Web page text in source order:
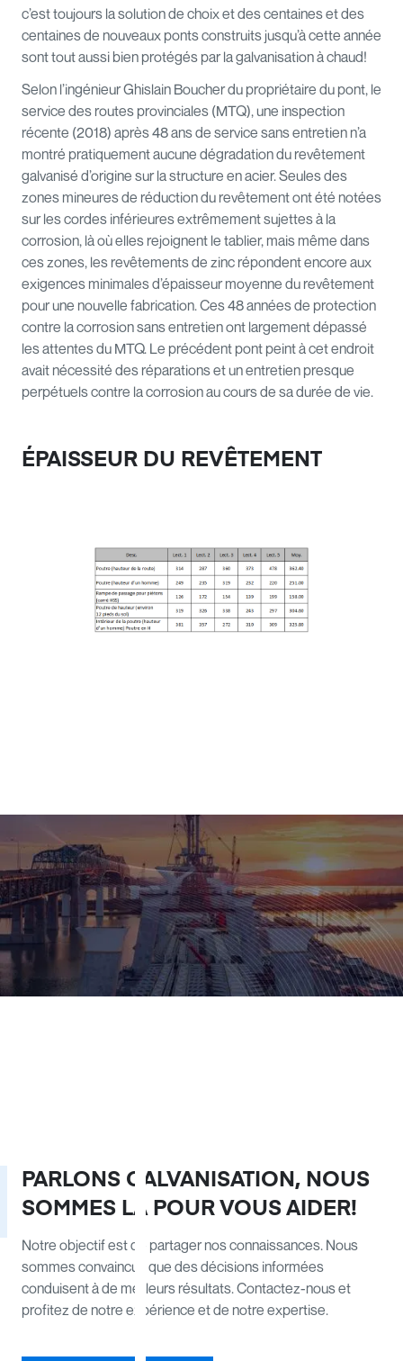
c’est toujours la solution de choix et des centaines et des
centaines de nouveaux ponts construits jusqu’à cette année
sont tout aussi bien protégés par la galvanisation à chaud!
Selon l’ingénieur Ghislain Boucher du propriétaire du pont, le
service des routes provinciales (MTQ), une inspection
récente (2018) après 48 ans de service sans entretien n’a
montré pratiquement aucune dégradation du revêtement
galvanisé d’origine sur la structure en acier. Seules des
zones mineures de réduction du revêtement ont été notées
sur les cordes inférieures extrêmement sujettes à la
corrosion, là où elles rejoignent le tablier, mais même dans
ces zones, les revêtements de zinc répondent encore aux
exigences minimales d’épaisseur moyenne du revêtement
pour une nouvelle fabrication. Ces 48 années de protection
contre la corrosion sans entretien ont largement dépassé
les attentes du MTQ. Le précédent pont peint à cet endroit
avait nécessité des réparations et un entretien presque
perpétuels contre la corrosion au cours de sa durée de vie.
ÉPAISSEUR DU REVÊTEMENT
PARLONS GALVANISATION, NOUS
SOMMES LÀ POUR VOUS AIDER!
Notre objectif est de partager nos connaissances. Nous
sommes convaincus que des décisions informées
conduisent à de meilleurs résultats. Contactez-nous et
profitez de notre expérience et de notre expertise.